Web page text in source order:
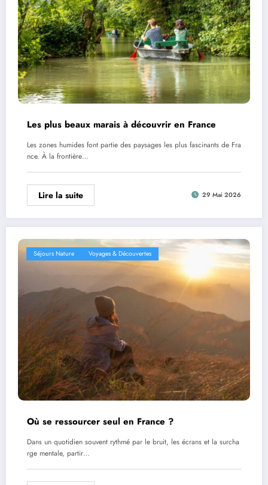
Les plus beaux marais à découvrir en France
Les zones humides font partie des paysages les plus fascinants de Fra
nce. À la frontière…
Lire la suite 29 Mai 2026
Séjours Nature Voyages & Découvertes
Où se ressourcer seul en France ?
Dans un quotidien souvent rythmé par le bruit, les écrans et la surcha
rge mentale, partir…